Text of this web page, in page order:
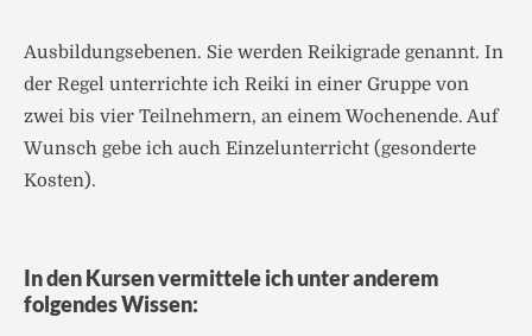
Ausbildungsebenen. Sie werden Reikigrade genannt. In
der Regel unterrichte ich Reiki in einer Gruppe von
zwei bis vier Teilnehmern, an einem Wochenende. Auf
Wunsch gebe ich auch Einzelunterricht (gesonderte
Kosten).
In den Kursen vermittele ich unter anderem
folgendes Wissen: